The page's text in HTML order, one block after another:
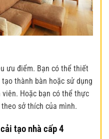
ưu điểm. Bạn có thể thiết
thành bàn hoặc sử dụng
Hoặc bạn có thể thực
sở thích của mình.
tạo nhà cấp 4